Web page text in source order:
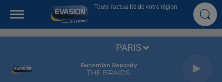
Toute l'actualité de votre région
Bohemian Rapsody
THE BRAIDS
PARIS